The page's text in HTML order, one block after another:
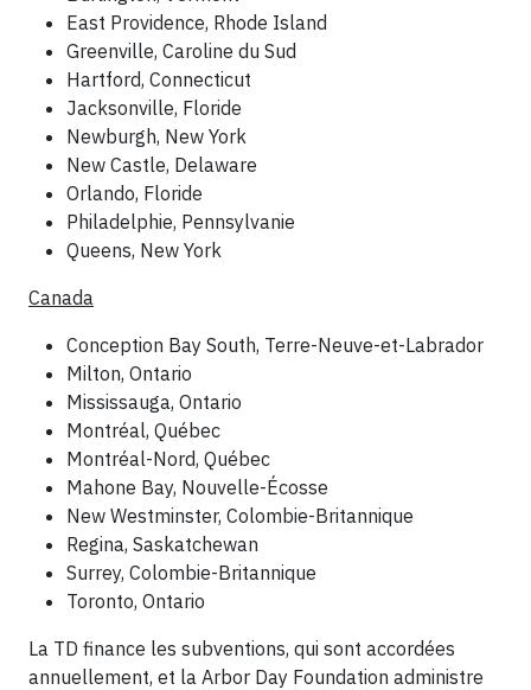
East Providence, Rhode Island
Greenville, Caroline du Sud
Hartford, Connecticut
Jacksonville, Floride
Newburgh, New York
New Castle, Delaware
Orlando, Floride
Philadelphie, Pennsylvanie
Queens, New York
Canada
Conception Bay South, Terre-Neuve-et-Labrador
Milton, Ontario
Mississauga, Ontario
Montréal, Québec
Montréal-Nord, Québec
Mahone Bay, Nouvelle-Écosse
New Westminster, Colombie-Britannique
Regina, Saskatchewan
Surrey, Colombie-Britannique
Toronto, Ontario
La TD finance les subventions, qui sont accordées
annuellement, et la Arbor Day Foundation administre